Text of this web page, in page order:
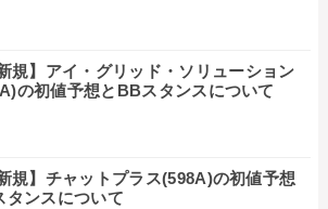
規】アイ・グリッド・ソリューション
の初値予想とBBスタンスについて
規】チャットプラス(598A)の初値予想
タンスについて